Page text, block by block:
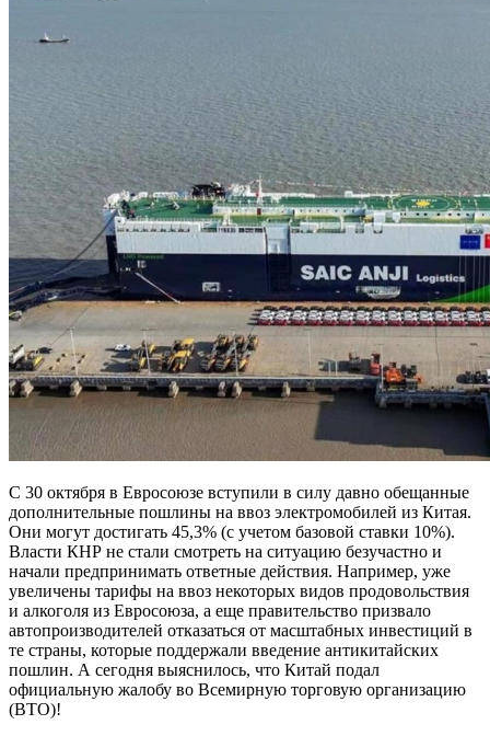
С 30 октября в Евросоюзе вступили в силу давно обещанные
дополнительные пошлины на ввоз электромобилей из Китая.
Они могут достигать 45,3% (с учетом базовой ставки 10%).
Власти КНР не стали смотреть на ситуацию безучастно и
начали предпринимать ответные действия. Например, уже
увеличены тарифы на ввоз некоторых видов продовольствия
и алкоголя из Евросоюза, а еще правительство призвало
автопроизводителей отказаться от масштабных инвестиций в
те страны, которые поддержали введение антикитайских
пошлин. А сегодня выяснилось, что Китай подал
официальную жалобу во Всемирную торговую организацию
(ВТО)!